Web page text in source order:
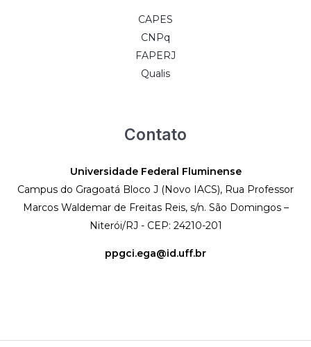
CAPES
CNPq
FAPERJ
Qualis
Contato
Universidade Federal Fluminense
Campus do Gragoatá Bloco J (Novo IACS), Rua Professor
Marcos Waldemar de Freitas Reis, s/n. São Domingos –
Niterói/RJ - CEP: 24210-201
ppgci.ega@id.uff.br